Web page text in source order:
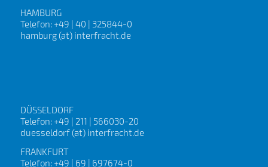
HAMBURG
Telefon: +49 | 40 | 325844-0
hamburg (at) interfracht.de
DÜSSELDORF
Telefon: +49 | 211 | 566030-20
duesseldorf (at) interfracht.de
FRANKFURT
Telefon: +49 | 69 | 697674-0